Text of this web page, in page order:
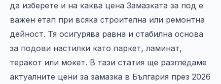
да изберете и на каква цена Замазката за под е
важен етап при всяка строителна или ремонтна
дейност. Тя осигурява равна и стабилна основа
за подови настилки като паркет, ламинат,
теракот или мокет. В тази статия ще разгледаме
актуалните цени за замазка в България през 2026